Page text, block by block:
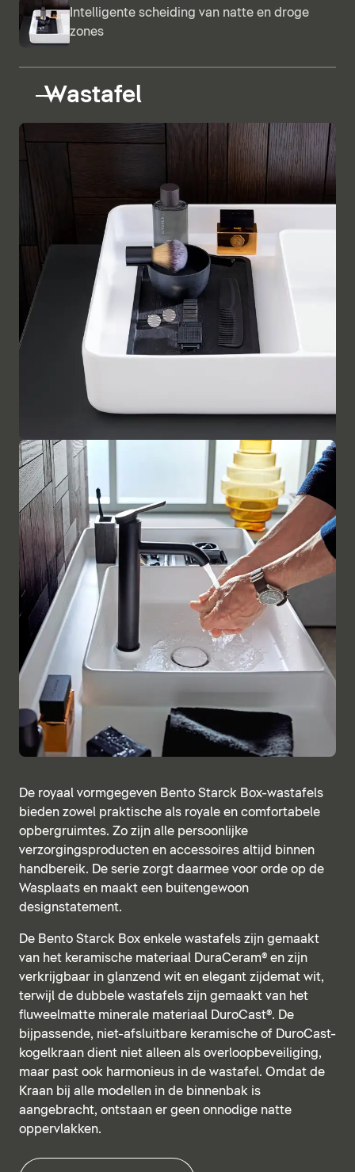
Intelligente scheiding van natte en droge
zones
Wastafel
De royaal vormgegeven Bento Starck Box-wastafels
bieden zowel praktische als royale en comfortabele
opbergruimtes. Zo zijn alle persoonlijke
verzorgingsproducten en accessoires altijd binnen
handbereik. De serie zorgt daarmee voor orde op de
Wasplaats en maakt een buitengewoon
designstatement.
De Bento Starck Box enkele wastafels zijn gemaakt
van het keramische materiaal DuraCeram® en zijn
verkrijgbaar in glanzend wit en elegant zijdemat wit,
terwijl de dubbele wastafels zijn gemaakt van het
fluweelmatte minerale materiaal DuroCast®. De
bijpassende, niet-afsluitbare keramische of DuroCast-
kogelkraan dient niet alleen als overloopbeveiliging,
maar past ook harmonieus in de wastafel. Omdat de
Kraan bij alle modellen in de binnenbak is
aangebracht, ontstaan er geen onnodige natte
oppervlakken.